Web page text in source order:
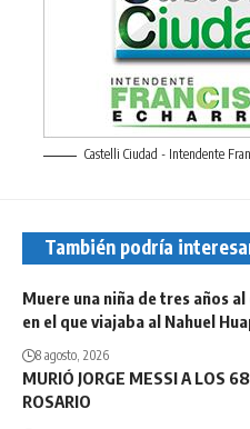
Castelli Ciudad - Intendente
También podría
Muere una niña de tres años
en el que viajaba al Nahuel
8 agosto, 2026
MURIÓ JORGE MESSI A LOS
ROSARIO